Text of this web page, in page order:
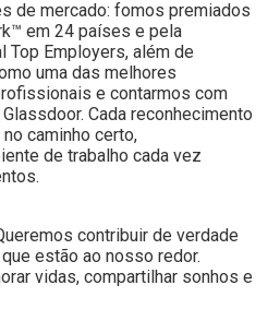
de mercado: fomos premiados
em 24 países e pela
Top Employers, além de
uma das melhores
e contarmos com
Cada reconhecimento
caminho certo,
de trabalho cada vez
contribuir de verdade
estão ao nosso redor.
vidas, compartilhar sonhos e